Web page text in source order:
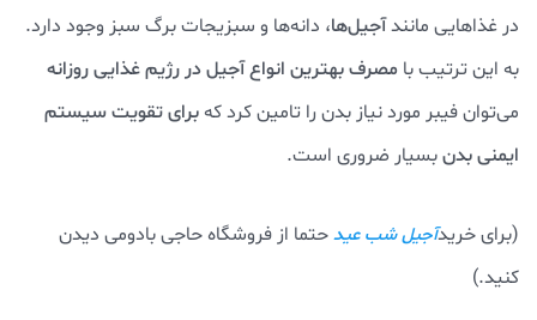
در غذاهایی مانندآجیل‌ها، دانه‌ها و سبزیجات برگ سبز وجود دارد.
به این ترتیب با مصرف بهترین انواع آجیل در رژیم غذایی روزانه
می‌توان فیبر مورد نیاز بدن را تامین کرد کهبرای تقویت سیستم
ایمنی بدنبسیار ضروری است.
(برای خریدآجیل شب عیدحتما از فروشگاه حاجی بادومی دیدن
کنید.)